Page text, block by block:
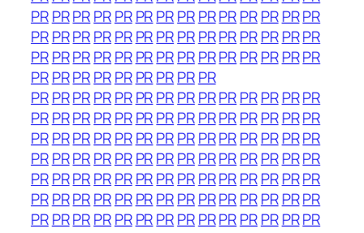
PRPRPRPRPR PRPRPRPRPRPRPR PRPR
PRPRPRPRPR PRPRPRPRPRPRPR PRPR
PRPRPRPRPR PRPRPRPRPRPRPR PRPR
PRPRPRPRPR PRPRPRPR
PRPRPRPRPR PRPRPRPRPRPRPR PRPR
PRPRPRPRPR PRPRPRPRPRPRPR PRPR
PRPRPRPRPR PRPRPRPRPRPRPR PRPR
PRPRPRPRPR PRPRPRPRPRPRPR PRPR
PRPRPRPRPR PRPRPRPRPRPRPR PRPR
PRPRPRPRPR PRPRPRPRPRPRPR PRPR
PRPRPRPRPR PRPRPRPRPRPRPR PRPR